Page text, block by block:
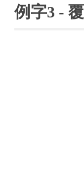
例字3 - 覆